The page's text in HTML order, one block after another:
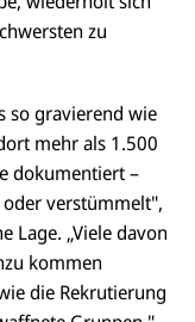
zu
so gravierend wie
mehr als 1.500
dokumentiert –
verstümmelt",
Lage. „Viele davon
kommen
die Rekrutierung